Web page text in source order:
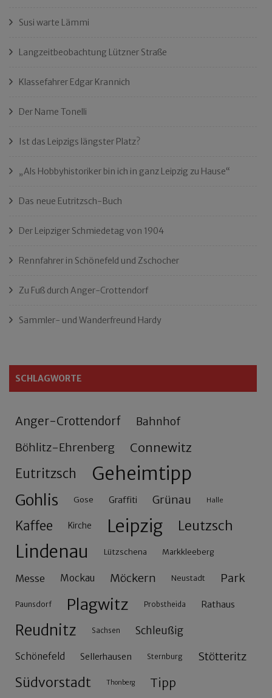
Susi warte Lämmi
Langzeitbeobachtung Lützner Straße
Klassefahrer Edgar Krannich
Der Name Tonelli
Ist das Leipzigs längster Platz?
„Als Hobbyhistoriker bin ich in ganz Leipzig zu Hause“
Das neue Eutritzsch-Buch
Der Leipziger Schmiedetag von 1904
Rennfahrer in Schönefeld und Zschocher
Zu Fuß durch Anger-Crottendorf
Sammler- und Wanderfreund Hardy
SCHLAGWORTE
Anger-Crottendorf Bahnhof
Böhlitz-Ehrenberg Connewitz
Eutritzsch Geheimtipp
Gohlis Gose Graffiti Grünau Halle
Kaffee Kirche Leipzig Leutzsch
Lindenau Lützschena Markkleeberg
Messe Mockau Möckern Neustadt Park
Paunsdorf Plagwitz Probstheida Rathaus
Reudnitz Sachsen Schleußig
Schönefeld Sellerhausen Sternburg Stötteritz
Südvorstadt Thonberg Tipp